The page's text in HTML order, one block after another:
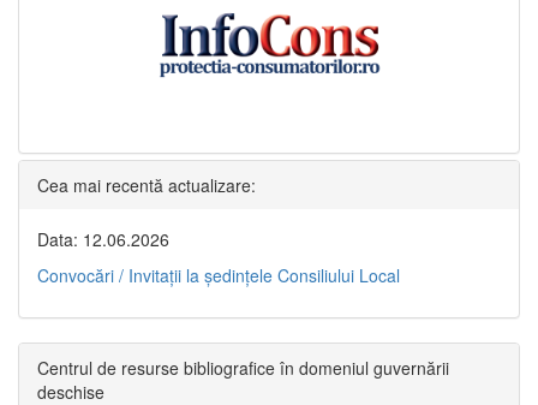
Cea mai recentă actualizare:
Data: 12.06.2026
Convocări / Invitaţii la şedinţele Consiliului Local
Centrul de resurse bibliografice în domeniul guvernării
deschise